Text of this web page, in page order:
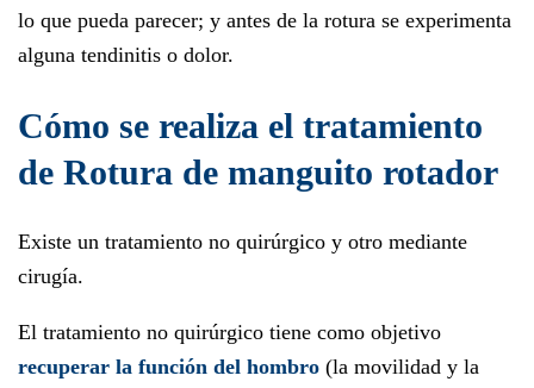
lo que pueda parecer; y antes de la rotura se experimenta
alguna tendinitis o dolor.
Cómo se realiza el tratamiento
de Rotura de manguito rotador
Existe un tratamiento no quirúrgico y otro mediante
cirugía.
El tratamiento no quirúrgico tiene como objetivo
recuperar la función del hombro (la movilidad y la